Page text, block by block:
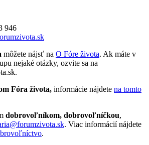
946
môžete nájsť na O Fóre života. Ak máte v
nejaké otázky, ozvite sa na
Fóra života, informácie nájdete na tomto
dobrovoľníkom, dobrovoľníčkou,
. Viac informácií nájdete
.